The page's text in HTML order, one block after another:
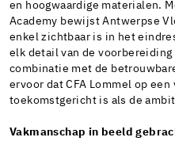
en hoogwaardige materialen.
Academy bewijst Antwerpse
enkel zichtbaar is in het
elk detail van de
combinatie met de
ervoor dat CFA Lommel op
toekomstgericht is als de
Vakmanschap in beeld